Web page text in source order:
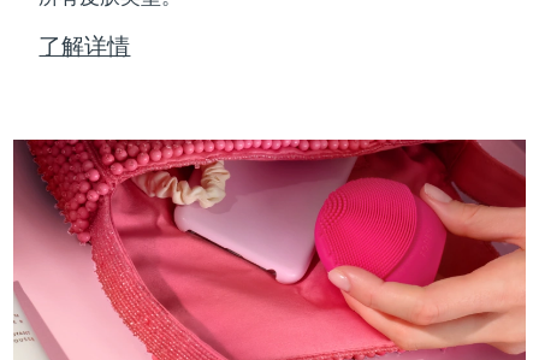
了解详情
All anti-aging treatments
All LED treatments
Travel-friendly IPL hair removal
PEACH™ Cooling Prep Gel
Cooling IPL hair removal gel
Firming body serum
ESPADA™ 2
Acne treatment device
ESPADA™ Blemish Solution
Concentrated acne gel
IRIS™ 2
Rejuvenating eye massager
眼部护肤
Advanced eye care treatment
KIWI™ derma
Diamond microdermabrasion .
KIWI™
Blackhead remover
LUNA™ 4 hair
2-in-1 LED scalp massager
FLIP™ play advanced
LED light hairbrush
牙齿美白
NEW
issa™ Teeth Whitening Set
Dual LED + sonic device & 18% PAP gel
更多的
希腊
匈牙利 预计送达日期8/12/26
冰岛 预计送达日期8/13/26
印度尼西亚 预计送达日期8/10/26
爱尔兰 预计送达日期8/12/26